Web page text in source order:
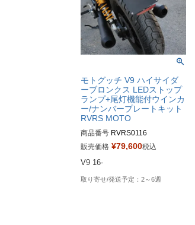
モトグッチ V9 ハイサイダ
ーブロンクス LEDストップ
ランプ+尾灯機能付ウインカ
ー/ナンバープレートキット
RVRS MOTO
商品番号
販売価格 ¥79,600税込
V9 16-
2～6週